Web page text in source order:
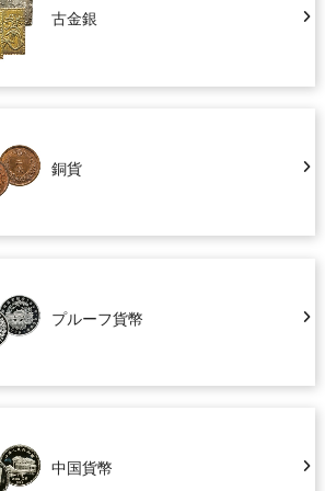
古金銀
銅貨
プルーフ貨幣
中国貨幣